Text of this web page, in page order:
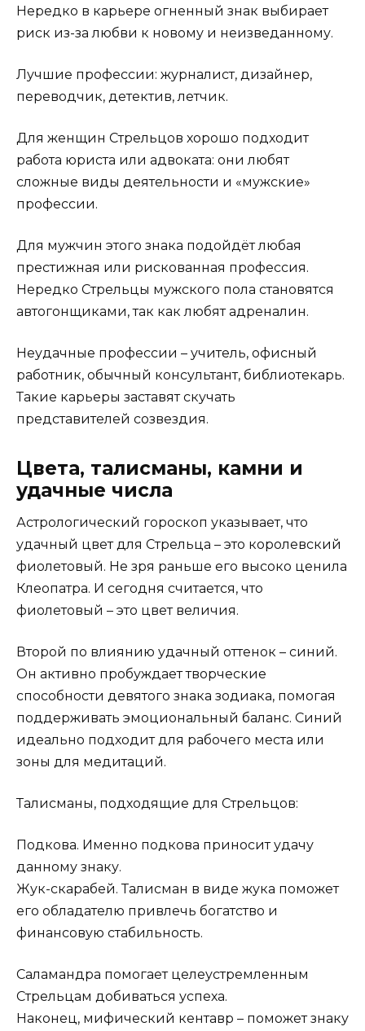
Нередко в карьере огненный знак выбирает
риск из-за любви к новому и неизведанному.
Лучшие профессии: журналист, дизайнер,
переводчик, детектив, летчик.
Для женщин Стрельцов хорошо подходит
работа юриста или адвоката: они любят
сложные виды деятельности и «мужские»
профессии.
Для мужчин этого знака подойдёт любая
престижная или рискованная профессия.
Нередко Стрельцы мужского пола становятся
автогонщиками, так как любят адреналин.
Неудачные профессии – учитель, офисный
работник, обычный консультант, библиотекарь.
Такие карьеры заставят скучать
представителей созвездия.
Цвета, талисманы, камни и
удачные числа
Астрологический гороскоп указывает, что
удачный цвет для Стрельца – это королевский
фиолетовый. Не зря раньше его высоко ценила
Клеопатра. И сегодня считается, что
фиолетовый – это цвет величия.
Второй по влиянию удачный оттенок – синий.
Он активно пробуждает творческие
способности девятого знака зодиака, помогая
поддерживать эмоциональный баланс. Синий
идеально подходит для рабочего места или
зоны для медитаций.
Талисманы, подходящие для Стрельцов:
Подкова. Именно подкова приносит удачу
данному знаку.
Жук-скарабей. Талисман в виде жука поможет
его обладателю привлечь богатство и
финансовую стабильность.
Саламандра помогает целеустремленным
Стрельцам добиваться успеха.
Наконец, мифический кентавр – поможет знаку